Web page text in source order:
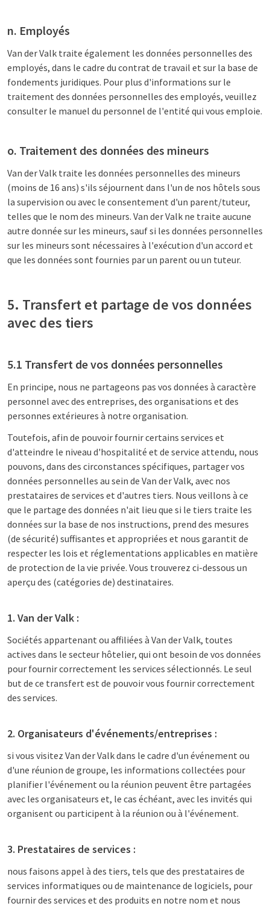
n. Employés
Van der Valk traite également les données personnelles des
employés, dans le cadre du contrat de travail et sur la base de
fondements juridiques. Pour plus d'informations sur le
traitement des données personnelles des employés, veuillez
consulter le manuel du personnel de l'entité qui vous emploie.
o. Traitement des données des mineurs
Van der Valk traite les données personnelles des mineurs
(moins de 16 ans) s'ils séjournent dans l'un de nos hôtels sous
la supervision ou avec le consentement d'un parent/tuteur,
telles que le nom des mineurs. Van der Valk ne traite aucune
autre donnée sur les mineurs, sauf si les données personnelles
sur les mineurs sont nécessaires à l'exécution d'un accord et
que les données sont fournies par un parent ou un tuteur.
5. Transfert et partage de vos données
avec des tiers
5.1 Transfert de vos données personnelles
En principe, nous ne partageons pas vos données à caractère
personnel avec des entreprises, des organisations et des
personnes extérieures à notre organisation.
Toutefois, afin de pouvoir fournir certains services et
d'atteindre le niveau d'hospitalité et de service attendu, nous
pouvons, dans des circonstances spécifiques, partager vos
données personnelles au sein de Van der Valk, avec nos
prestataires de services et d'autres tiers. Nous veillons à ce
que le partage des données n'ait lieu que si le tiers traite les
données sur la base de nos instructions, prend des mesures
(de sécurité) suffisantes et appropriées et nous garantit de
respecter les lois et réglementations applicables en matière
de protection de la vie privée. Vous trouverez ci-dessous un
aperçu des (catégories de) destinataires.
1. Van der Valk :
Sociétés appartenant ou affiliées à Van der Valk, toutes
actives dans le secteur hôtelier, qui ont besoin de vos données
pour fournir correctement les services sélectionnés. Le seul
but de ce transfert est de pouvoir vous fournir correctement
des services.
2. Organisateurs d'événements/entreprises :
si vous visitez Van der Valk dans le cadre d'un événement ou
d'une réunion de groupe, les informations collectées pour
planifier l'événement ou la réunion peuvent être partagées
avec les organisateurs et, le cas échéant, avec les invités qui
organisent ou participent à la réunion ou à l'événement.
3. Prestataires de services :
nous faisons appel à des tiers, tels que des prestataires de
services informatiques ou de maintenance de logiciels, pour
fournir des services et des produits en notre nom et nous